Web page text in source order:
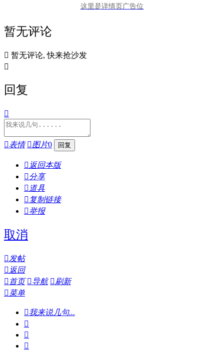
这里是详情页广告位
暂无评论
 暂无评论, 快来抢沙发

回复

表情 图片0
 返回本版
分享
 道具
 复制链接
举报
取消
发帖
 返回
 首页 导航 刷新
菜单
我来说几句...


